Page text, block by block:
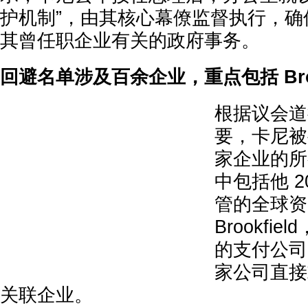
护机制”，由其核心幕僚监督执行，
其曾任职企业有关的政府事务。
回避名单涉及百余企业，重点包括
根据议会
要，卡尼
家企业的
中包括他
管的全球
Brookfield
的支付公
家公司直
关联企业。